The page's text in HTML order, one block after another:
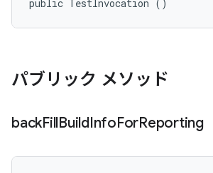
public TestInvocation ()
パブリック メソッド
backFillBuildInfoForReporting